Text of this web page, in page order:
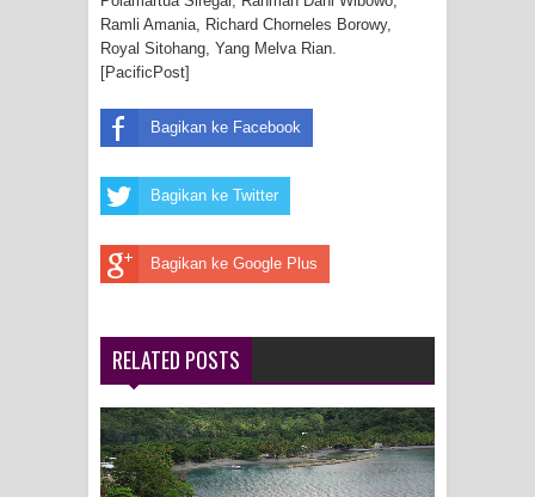
Ramli Amania, Richard Chorneles Borowy,
Royal Sitohang, Yang Melva Rian.
[PacificPost]
Bagikan ke Facebook
Bagikan ke Twitter
Bagikan ke Google Plus
RELATED POSTS